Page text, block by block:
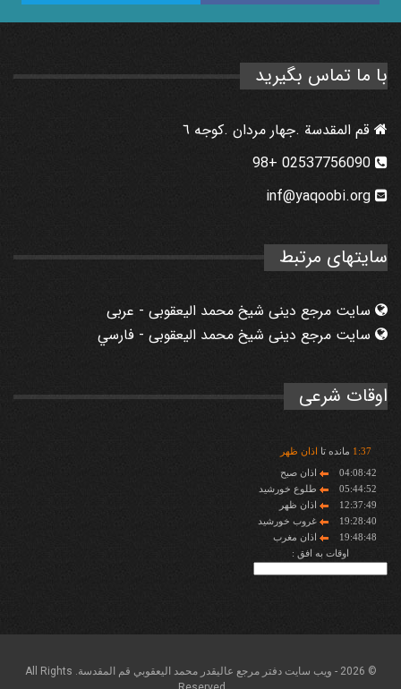
با ما تماس بگیرید
قم المقدسة .جهار مردان .كوجه ٦
inf@yaqoobi.org
سایتهای مرتبط
سایت مرجع دینی شیخ محمد الیعقوبی - عربی
سایت مرجع دینی شیخ محمد الیعقوبی - فارسي
اوقات شرعی
1 :37 مانده تا اذان ظهر
04:08:42
اذان صبح
05:44:52
طلوع خورشید
12:37:49
اذان ظهر
19:28:40
غروب خورشید
19:48:48
اذان مغرب
اوقات به افق :
© 2026 - ويب سايت دفتر مرجع عاليقدر محمد اليعقوبي قم المقدسة. All Rights